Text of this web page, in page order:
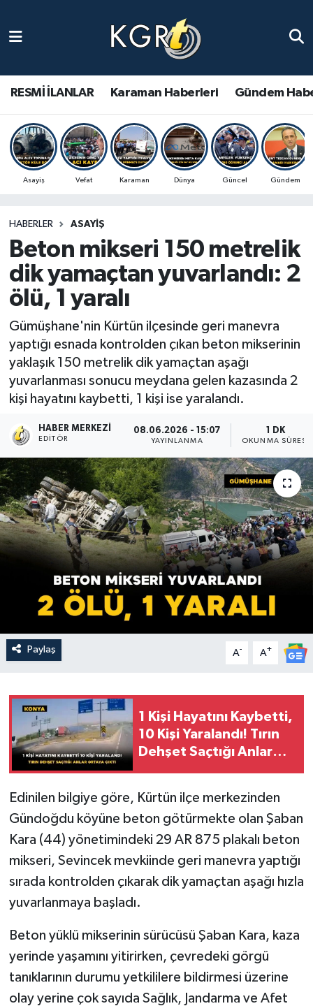
RESMİ İLANLAR Karaman Haberleri Gündem
Asayiş Vefat Karaman Dünya Güncel Gündem
HABERLER ASAYIŞ
Beton mikseri 150 metrelik
dik yamaçtan yuvarlandı: 2
ölü, 1 yaralı
Gümüşhane'nin Kürtün ilçesinde geri manevra
yaptığı esnada kontrolden çıkan beton mikserinin
yaklaşık 150 metrelik dik yamaçtan aşağı
yuvarlanması sonucu meydana gelen kazasında 2
kişi hayatını kaybetti, 1 kişi ise yaralandı.
HABER MERKEZI
EDITÖR
08.06.2026 - 15:07
YAYINLANMA
1 DK
OKUNMA SÜRESI
Paylaş A- A+
1 Kişi Hayatını Kaybetti,
10 Kişi Yaralandı! Tırın
Dehşet Saçtığı Anlar
Edinilen bilgiye göre, Kürtün ilçe merkezinden
Gündoğdu köyüne beton götürmekte olan Şaban
Kara (44) yönetimindeki 29 AR 875 plakalı beton
mikseri, Sevincek mevkiinde geri manevra yaptığı
sırada kontrolden çıkarak dik yamaçtan aşağı hızla
yuvarlanmaya başladı.
Beton yüklü mikserinin sürücüsü Şaban Kara, kaza
yerinde yaşamını yitirirken, çevredeki görgü
tanıklarının durumu yetkililere bildirmesi üzerine
olay yerine çok sayıda Sağlık, Jandarma ve Afet
Gündem Haberleri
Güncel Haberler
Spor Haberleri
Ulusal Haberler
Vefat Edenler